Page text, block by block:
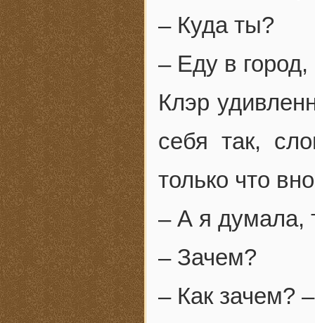
– Куда ты?
– Еду в
Клэр
себя так,
только что
– А я думала,
– Зачем?
– Как зачем?